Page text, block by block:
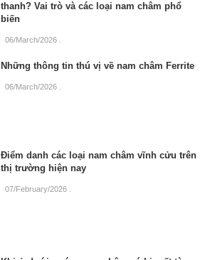
thanh? Vai trò và các loại nam châm phổ
biến
06/March/2026
Những thông tin thú vị về nam châm Ferrite
06/March/2026
Điểm danh các loại nam châm vĩnh cửu trên
thị trường hiện nay
07/February/2026